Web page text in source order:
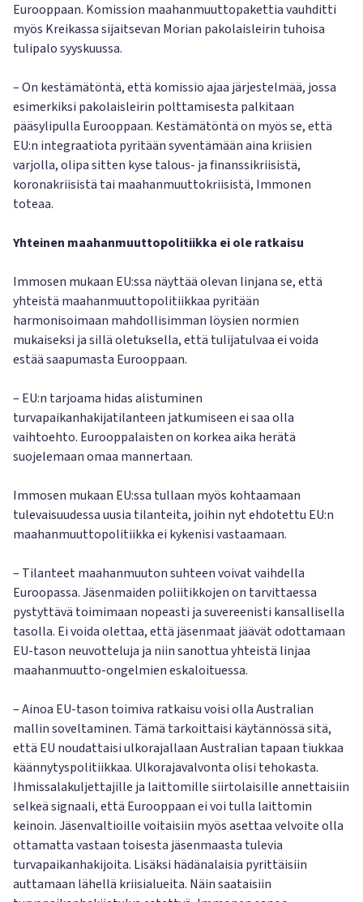
Eurooppaan. Komission maahanmuuttopakettia vauhditti
myös Kreikassa sijaitsevan Morian pakolaisleirin tuhoisa
tulipalo syyskuussa.
– On kestämätöntä, että komissio ajaa järjestelmää, jossa
esimerkiksi pakolaisleirin polttamisesta palkitaan
pääsylipulla Eurooppaan. Kestämätöntä on myös se, että
EU:n integraatiota pyritään syventämään aina kriisien
varjolla, olipa sitten kyse talous- ja finanssikriisistä,
koronakriisistä tai maahanmuuttokriisistä, Immonen
toteaa.
Yhteinen maahanmuuttopolitiikka ei ole ratkaisu
Immosen mukaan EU:ssa näyttää olevan linjana se, että
yhteistä maahanmuuttopolitiikkaa pyritään
harmonisoimaan mahdollisimman löysien normien
mukaiseksi ja sillä oletuksella, että tulijatulvaa ei voida
estää saapumasta Eurooppaan.
– EU:n tarjoama hidas alistuminen
turvapaikanhakijatilanteen jatkumiseen ei saa olla
vaihtoehto. Eurooppalaisten on korkea aika herätä
suojelemaan omaa mannertaan.
Immosen mukaan EU:ssa tullaan myös kohtaamaan
tulevaisuudessa uusia tilanteita, joihin nyt ehdotettu EU:n
maahanmuuttopolitiikka ei kykenisi vastaamaan.
– Tilanteet maahanmuuton suhteen voivat vaihdella
Euroopassa. Jäsenmaiden poliitikkojen on tarvittaessa
pystyttävä toimimaan nopeasti ja suvereenisti kansallisella
tasolla. Ei voida olettaa, että jäsenmaat jäävät odottamaan
EU-tason neuvotteluja ja niin sanottua yhteistä linjaa
maahanmuutto-ongelmien eskaloituessa.
– Ainoa EU-tason toimiva ratkaisu voisi olla Australian
mallin soveltaminen. Tämä tarkoittaisi käytännössä sitä,
että EU noudattaisi ulkorajallaan Australian tapaan tiukkaa
käännytyspolitiikkaa. Ulkorajavalvonta olisi tehokasta.
Ihmissalakuljettajille ja laittomille siirtolaisille annettaisiin
selkeä signaali, että Eurooppaan ei voi tulla laittomin
keinoin. Jäsenvaltioille voitaisiin myös asettaa velvoite olla
ottamatta vastaan toisesta jäsenmaasta tulevia
turvapaikanhakijoita. Lisäksi hädänalaisia pyrittäisiin
auttamaan lähellä kriisialueita. Näin saataisiin